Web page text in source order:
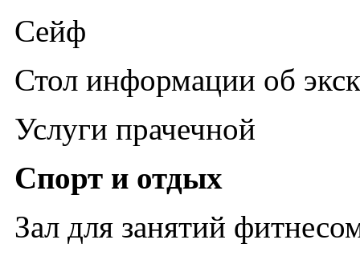
Сейф
Стол информации об
Услуги прачечной
Спорт и отдых
Зал для занятий